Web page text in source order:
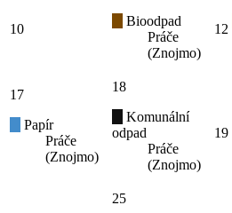
10
Bioodpad
Práče
(Znojmo)
12
17
Papír
Práče
(Znojmo)
18
Komunální
odpad
Práče
(Znojmo)
19
25